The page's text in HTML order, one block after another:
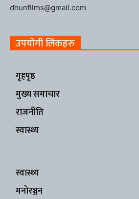
dhunfilms@gmail.com
उपयोगी लिंकहरु
गृहपृष्ठ
मुख्य समाचार
राजनीति
स्वास्थ्य
स्वास्थ्य
मनोरञ्जन